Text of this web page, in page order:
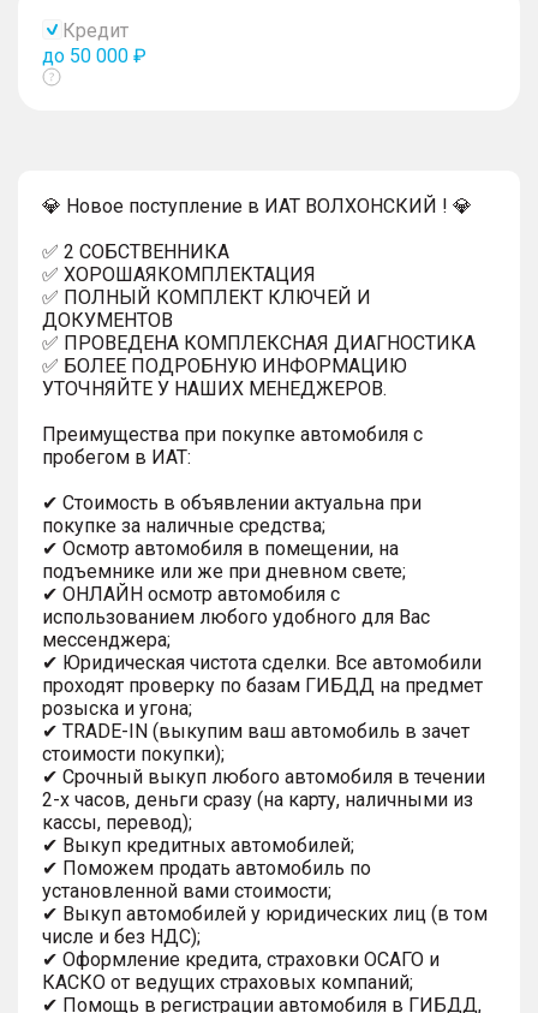
Кредит
до 50 000 ₽
Показать
💎 Новое поступление в ИАТ ВОЛХОНСКИЙ ! 💎
✅ 2 СОБСТВЕННИКА
✅ ХОРОШАЯКОМПЛЕКТАЦИЯ
✅ ПОЛНЫЙ КОМПЛЕКТ КЛЮЧЕЙ И
ДОКУМЕНТОВ
✅ ПРОВЕДЕНА КОМПЛЕКСНАЯ ДИАГНОСТИКА
✅ БОЛЕЕ ПОДРОБНУЮ ИНФОРМАЦИЮ
УТОЧНЯЙТЕ У НАШИХ МЕНЕДЖЕРОВ.
Преимущества при покупке автомобиля с
пробегом в ИАТ:
✔ Стоимость в объявлении актуальна при
покупке за наличные средства;
✔ Осмотр автомобиля в помещении, на
подъемнике или же при дневном свете;
✔ ОНЛАЙН осмотр автомобиля с
использованием любого удобного для Вас
мессенджера;
✔ Юридическая чистота сделки. Все автомобили
проходят проверку по базам ГИБДД на предмет
розыска и угона;
✔ TRADE-IN (выкупим ваш автомобиль в зачет
стоимости покупки);
✔ Срочный выкуп любого автомобиля в течении
2-х часов, деньги сразу (на карту, наличными из
кассы, перевод);
✔ Выкуп кредитных автомобилей;
✔ Поможем продать автомобиль по
установленной вами стоимости;
✔ Выкуп автомобилей у юридических лиц (в том
числе и без НДС);
✔ Оформление кредита, страховки ОСАГО и
КАСКО от ведущих страховых компаний;
✔ Помощь в регистрации автомобиля в ГИБДД,